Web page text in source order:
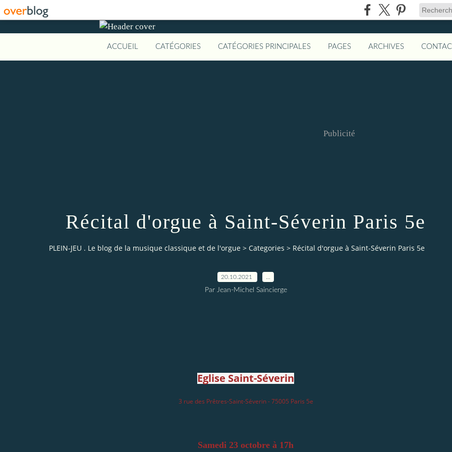
ACCUEIL CATÉGORIES CATÉGORIES PRINCIPALES PAGES ARCHIVES
Publicité
Récital d'orgue à Saint-Séverin Paris 5e
PLEIN-JEU . Le blog de la musique classique et de l'orgue > Categories > Récital d'orgue à Saint-Séverin Paris 5e
20.10.2021
Par Jean-Michel Saincierge
Eglise Saint-Séverin
3 rue des Prêtres-Saint-Séverin-75005 Paris 5e
Samedi 23 octobre à 17h